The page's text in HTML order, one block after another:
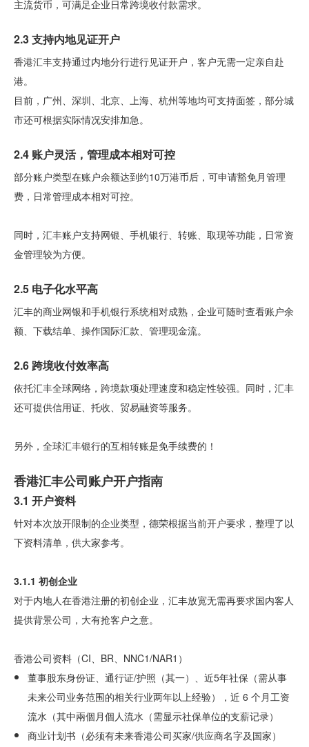
主流货币，可满足企业日常跨境收付款需求。
2.3 支持内地见证开户
香港汇丰支持通过内地分行进行见证开户，客户无需一定亲自赴
港。
目前，广州、深圳、北京、上海、杭州等地均可支持面签，部分城
市还可根据实际情况安排加急。
2.4 账户灵活，管理成本相对可控
部分账户类型在账户余额达到约10万港币后，可申请豁免月管理
费，日常管理成本相对可控。
同时，汇丰账户支持网银、手机银行、转账、取现等功能，日常资
金管理较为方便。
2.5 电子化水平高
汇丰的商业网银和手机银行系统相对成熟，企业可随时查看账户余
额、下载结单、操作国际汇款、管理现金流。
2.6 跨境收付效率高
依托汇丰全球网络，跨境款项处理速度和稳定性较强。同时，汇丰
还可提供信用证、托收、贸易融资等服务。
另外，全球汇丰银行的互相转账是免手续费的！
香港汇丰公司账户开户指南
3.1 开户资料
针对本次放开限制的企业类型，德荣根据当前开户要求，整理了以
下资料清单，供大家参考。
3.1.1 初创企业
对于内地人在香港注册的初创企业，汇丰放宽无需再要求国内客人
提供背景公司，大有抢客户之意。
香港公司资料（CI、BR、NNC1/NAR1）
董事股东身份证、通行证/护照（其一）、近5年社保（需从事
未来公司业务范围的相关行业两年以上经验），近 6 个月工资
流水（其中兩個月個人流水（需显示社保单位的支薪记录）
商业计划书（必须有未来香港公司买家/供应商名字及国家）